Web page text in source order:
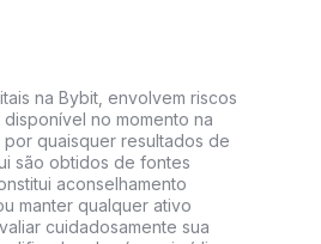
na Bybit, envolvem riscos
no momento na
quaisquer resultados de
são obtidos de fontes
aconselhamento
manter qualquer ativo
cuidadosamente sua